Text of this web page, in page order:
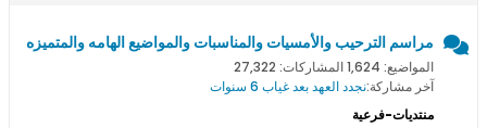
مراسم الترحيب والأمسيات والمناسبات والمواضيع الهامه والمتميزه
المواضيع: 1,624 المشاركات: 27,322
آخر مشاركة:نجدد العهد بعد غياب 6 سنوات
منتديات-فرعية